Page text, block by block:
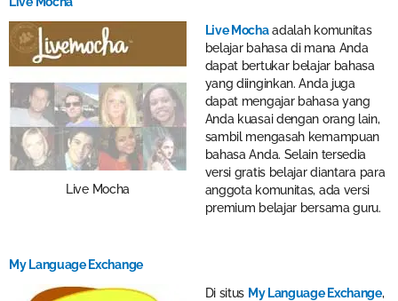
Live Mocha
Live Mochaadalah komunitas
belajar bahasa di mana Anda
dapat bertukar belajar bahasa
yang diinginkan. Anda juga
dapat mengajar bahasa yang
Anda kuasai dengan orang lain,
sambil mengasah kemampuan
bahasa Anda. Selain tersedia
versi gratis belajar diantara para
anggota komunitas, ada versi
premium belajar bersama guru.
My Language Exchange
Di situs My Language Exchange,